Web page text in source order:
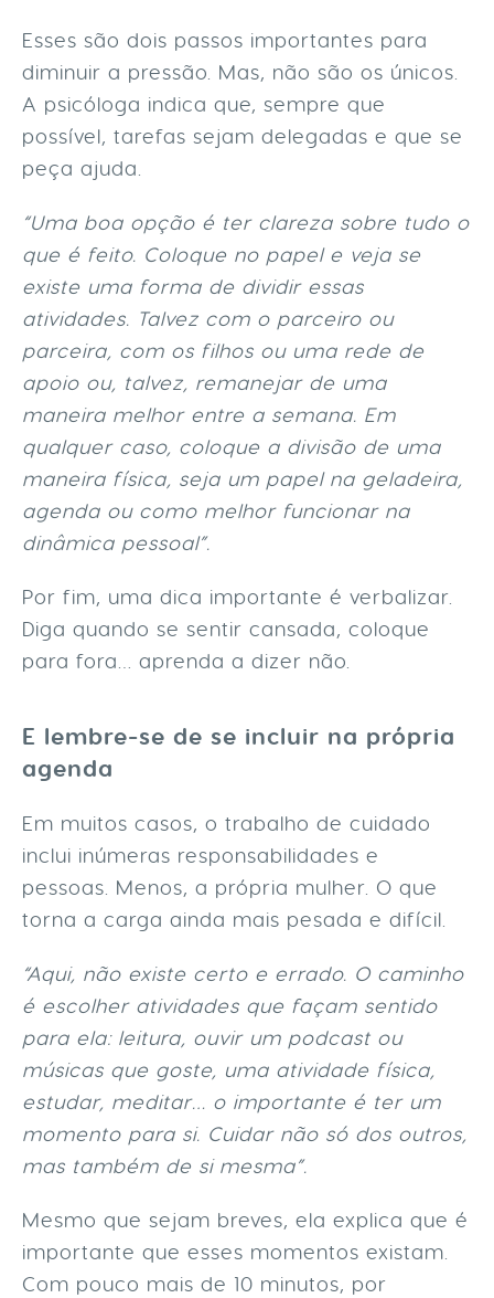
Esses são dois passos importantes para
diminuir a pressão. Mas, não são os únicos.
A psicóloga indica que, sempre que
possível, tarefas sejam delegadas e que se
peça ajuda.
“Uma boa opção é ter clareza sobre tudo o
que é feito. Coloque no papel e veja se
existe uma forma de dividir essas
atividades. Talvez com o parceiro ou
parceira, com os filhos ou uma rede de
apoio ou, talvez, remanejar de uma
maneira melhor entre a semana. Em
qualquer caso, coloque a divisão de uma
maneira física, seja um papel na geladeira,
agenda ou como melhor funcionar na
dinâmica pessoal”.
Por fim, uma dica importante é verbalizar.
Diga quando se sentir cansada, coloque
para fora… aprenda a dizer não.
E lembre-se de se incluir na própria
agenda
Em muitos casos, o trabalho de cuidado
inclui inúmeras responsabilidades e
pessoas. Menos, a própria mulher. O que
torna a carga ainda mais pesada e difícil.
“Aqui, não existe certo e errado. O caminho
é escolher atividades que façam sentido
para ela: leitura, ouvir um podcast ou
músicas que goste, uma atividade física,
estudar, meditar… o importante é ter um
momento para si. Cuidar não só dos outros,
mas também de si mesma”.
Mesmo que sejam breves, ela explica que é
importante que esses momentos existam.
Com pouco mais de 10 minutos, por